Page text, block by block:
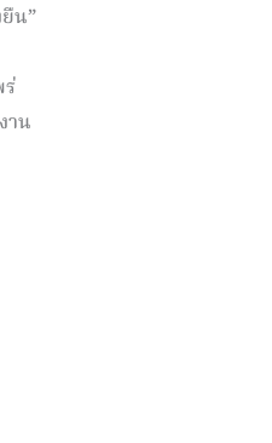
น”
าน